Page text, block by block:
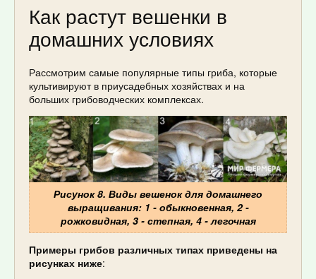
Как растут вешенки в
домашних условиях
Рассмотрим самые популярные типы гриба, которые
культивируют в приусадебных хозяйствах и на
больших грибоводческих комплексах.
Рисунок 8. Виды вешенок для домашнего
выращивания: 1 - обыкновенная, 2 -
рожковидная, 3 - степная, 4 - легочная
Примеры грибов различных типах приведены на
рисунках ниже: